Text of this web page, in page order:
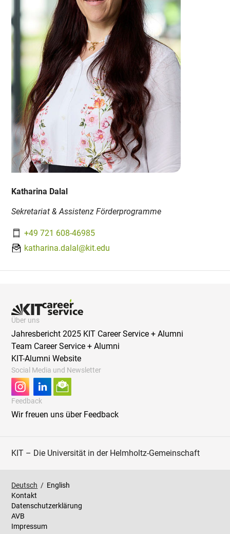
Katharina Dalal
Sekretariat & Assistenz Förderprogramme
+49 721 608-46985
katharina.dalal@kit.edu
Über uns
Jahresbericht 2025 KIT Career Service + Alumni
Team Career Service + Alumni
KIT-Alumni Website
Social Media und Newsletter
Feedback
Wir freuen uns über Feedback
KIT – Die Universität in der Helmholtz-Gemeinschaft
Deutsch / English
Kontakt
Datenschutzerklärung
AVB
Impressum